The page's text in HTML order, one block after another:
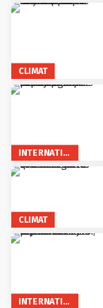
CLIMAT
INTERNATIONAL
CLIMAT
INTERNATIONAL